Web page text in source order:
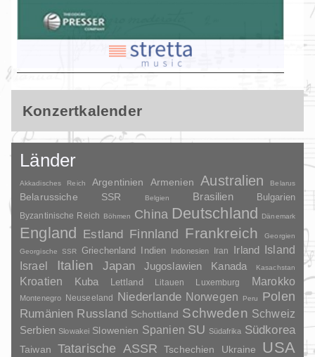
Konzertkalender
Länder
Akkadisches Reich Argentinien Armenien Australien Belarus
Belarussiche SSR Belgien Brasilien Bulgarien
Byzantinische Reich Böhmen China Deutschland Dänemark
England Estland Finnland Frankreich
Georgien
Georgische SSR
Griechenland Indien Indonesien Iran Irland
Island
Israel
Italien Japan Jugoslawien Kanada Kasachstan
Kroatien Kuba Lettland Litauen Luxemburg Marokko
Montenegro Neuseeland Niederlande Norwegen Peru
Polen
Rumänien Russland Schottland Schweden Schweiz
Serbien Slowakei Slowenien Spanien SU Südafrika Südkorea
Taiwan Tatarische ASSR Tschechien Ukraine USA